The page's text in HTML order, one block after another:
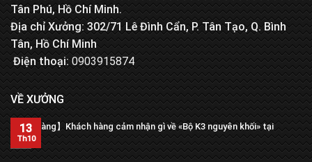
Tân Phú, Hồ Chí Minh.
Địa chỉ Xưởng: 302/71 Lê Đình Cẩn, P. Tân Tạo, Q. Bình
Tân, Hồ Chí Minh
Điện thoại:0903915874
VỀ XƯỞNG
【Trả hàng】Khách hàng cảm nhận gì về «Bộ K3 nguyên khối» tại
xưởng?
13
Th10